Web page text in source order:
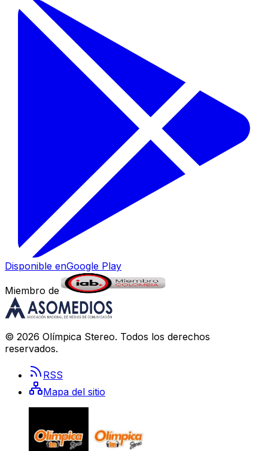
Disponible enGoogle Play
Miembro de
© 2026 Olímpica Stereo. Todos los derechos
reservados.
RSS
Mapa del sitio